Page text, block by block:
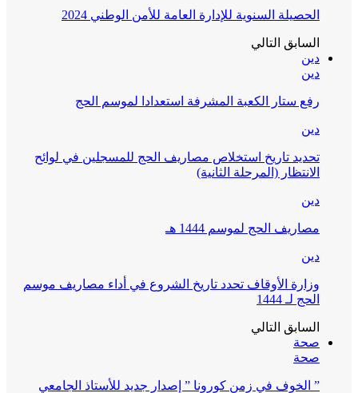
الحصيلة السنوية للإدارة العامة للأمن الوطني 2024
السابق التالي
دين
دين
رفع ستار الكعبة المشرفة استعدادا لموسم الحج
دين
تحديد تاريخ استخلاص مصاريف الحج للمسجلين في لوائح
الانتظار (المرحلة الثانية)
دين
مصاريف الحج لموسم 1444 هـ
دين
وزارة الأوقاف تحدد تاريخ الشروع في أداء مصاريف موسم
الحج لـ 1444
السابق التالي
صحة
صحة
” الخوف في زمن كورونا ” إصدار جديد للأستاذ الجامعي